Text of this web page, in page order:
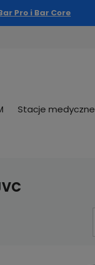
Pro i Bar Core
Stacje medyczne